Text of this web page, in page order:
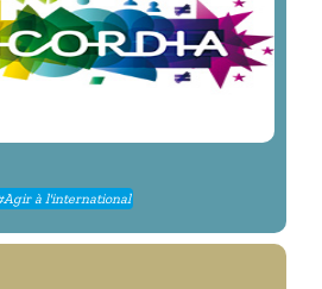
à l'international